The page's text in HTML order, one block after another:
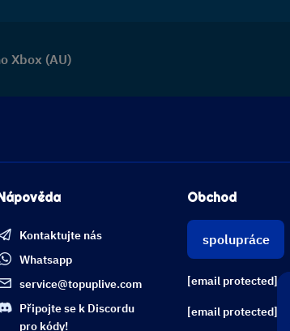
Xbox (AU)
Kontaktujte nás
Whatsapp
service@topuplive.com
Připojte se k Discordu
pro kódy!
Obchod
spolupráce
[email protected]
[email protected]